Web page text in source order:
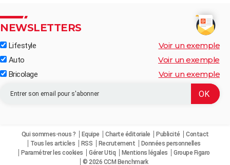
NEWSLETTERS
Lifestyle Voir un exemple
Auto Voir un exemple
Bricolage Voir un exemple
Qui sommes-nous ? Equipe Charte éditoriale Publicité
Contact
Tous les articles
RSS Recrutement
Données personnelles
Paramétrer les cookies
Gérer Utiq Mentions légales
Groupe Figaro
© 2026 CCM Benchmark